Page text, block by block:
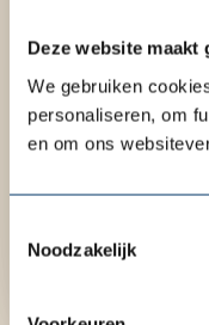
Deze website maakt
We gebruiken
personaliseren, om
en om ons
Noodzakelijk